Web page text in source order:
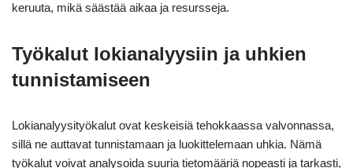
keruuta, mikä säästää aikaa ja resursseja.
Työkalut lokianalyysiin ja uhkien
tunnistamiseen
Lokianalyysityökalut ovat keskeisiä tehokkaassa valvonnassa,
sillä ne auttavat tunnistamaan ja luokittelemaan uhkia. Nämä
työkalut voivat analysoida suuria tietomääriä nopeasti ja tarkasti,